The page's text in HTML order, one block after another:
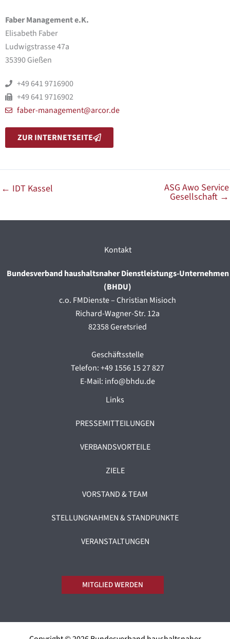
Faber Management e.K.
Elisabeth Faber
Ludwigstrasse 47a
35390 Gießen
+49 641 9716900
+49 641 9716902
faber-management@arcor.de
ZUR INTERNETSEITE
← IDT Kassel ASG Awo Service
Gesellschaft →
Kontakt
Bundesverband haushaltsnaher Dienstleistungs-Unternehmen
(BHDU)
c.o. FMDienste – Christian Misioch
Richard-Wagner-Str. 12a
82358 Geretsried
Geschäftsstelle
Telefon: +49 1556 15 27 827
E-Mail: info@bhdu.de
Links
PRESSEMITTEILUNGEN
VERBANDSVORTEILE
ZIELE
VORSTAND & TEAM
STELLUNGNAHMEN & STANDPUNKTE
VERANSTALTUNGEN
MITGLIED WERDEN